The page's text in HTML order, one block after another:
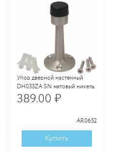
Упор дверной настенный
DH033ZA SN матовый никель
389.00 ₽
AR0652
Купить